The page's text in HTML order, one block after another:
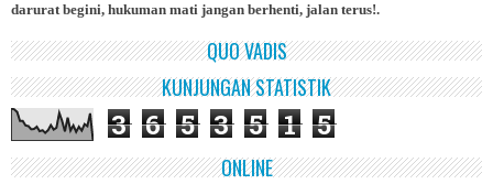
darurat begini, hukuman mati jangan berhenti, jalan terus!.
QUO VADIS
KUNJUNGAN STATISTIK
3 6 5 3 5 1 5
ONLINE